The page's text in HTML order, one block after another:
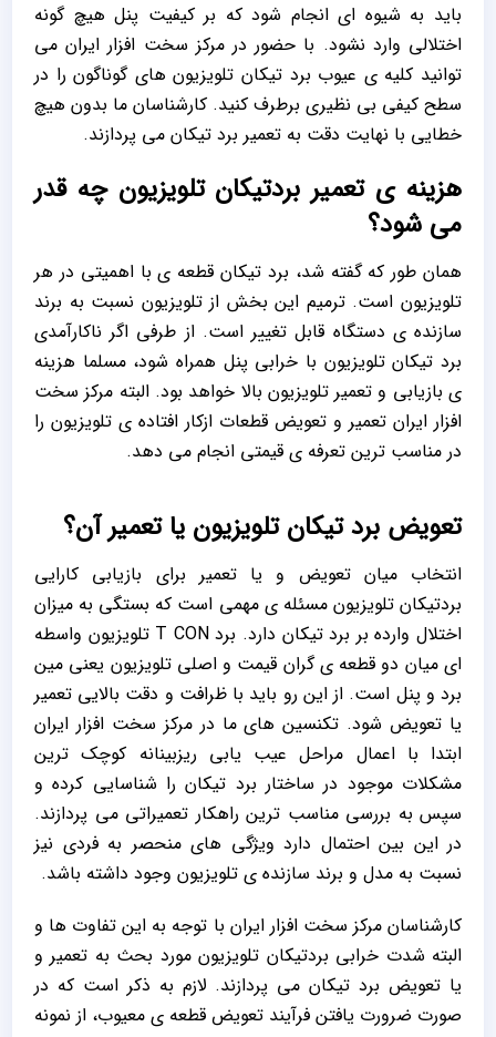
باید به شیوه ای انجام شود که بر کیفیت پنل هیچ گونه
اختلالی وارد نشود. با حضور در مرکز سخت افزار ایران می
توانید کلیه ی عیوب برد تیکان تلویزیون های گوناگون را در
سطح کیفی بی نظیری برطرف کنید. کارشناسان ما بدون هیچ
خطایی با نهایت دقت به تعمیر برد تیکان می پردازند.
هزینه ی تعمیر بردتیکان تلویزیون چه قدر
می شود؟
همان طور که گفته شد، برد تیکان قطعه ی با اهمیتی در هر
تلویزیون است. ترمیم این بخش از تلویزیون نسبت به برند
سازنده ی دستگاه قابل تغییر است. از طرفی اگر ناکارآمدی
برد تیکان تلویزیون با خرابی پنل همراه شود، مسلما هزینه
ی بازیابی و تعمیر تلویزیون بالا خواهد بود. البته مرکز سخت
افزار ایران تعمیر و تعویض قطعات ازکار افتاده ی تلویزیون را
در مناسب ترین تعرفه ی قیمتی انجام می دهد.
تعویض برد تیکان تلویزیون یا تعمیر آن؟
انتخاب میان تعویض و یا تعمیر برای بازیابی کارایی
بردتیکان تلویزیون مسئله ی مهمی است که بستگی به میزان
اختلال وارده بر برد تیکان دارد. برد T CON تلویزیون واسطه
ای میان دو قطعه ی گران قیمت و اصلی تلویزیون یعنی مین
برد و پنل است. از این رو باید با ظرافت و دقت بالایی تعمیر
یا تعویض شود. تکنسین های ما در مرکز سخت افزار ایران
ابتدا با اعمال مراحل عیب یابی ریزبینانه کوچک ترین
مشکلات موجود در ساختار برد تیکان را شناسایی کرده و
سپس به بررسی مناسب ترین راهکار تعمیراتی می پردازند.
در این بین احتمال دارد ویژگی های منحصر به فردی نیز
نسبت به مدل و برند سازنده ی تلویزیون وجود داشته باشد.
کارشناسان مرکز سخت افزار ایران با توجه به این تفاوت ها و
البته شدت خرابی بردتیکان تلویزیون مورد بحث به تعمیر و
یا تعویض برد تیکان می پردازند. لازم به ذکر است که در
صورت ضرورت یافتن فرآیند تعویض قطعه ی معیوب، از نمونه